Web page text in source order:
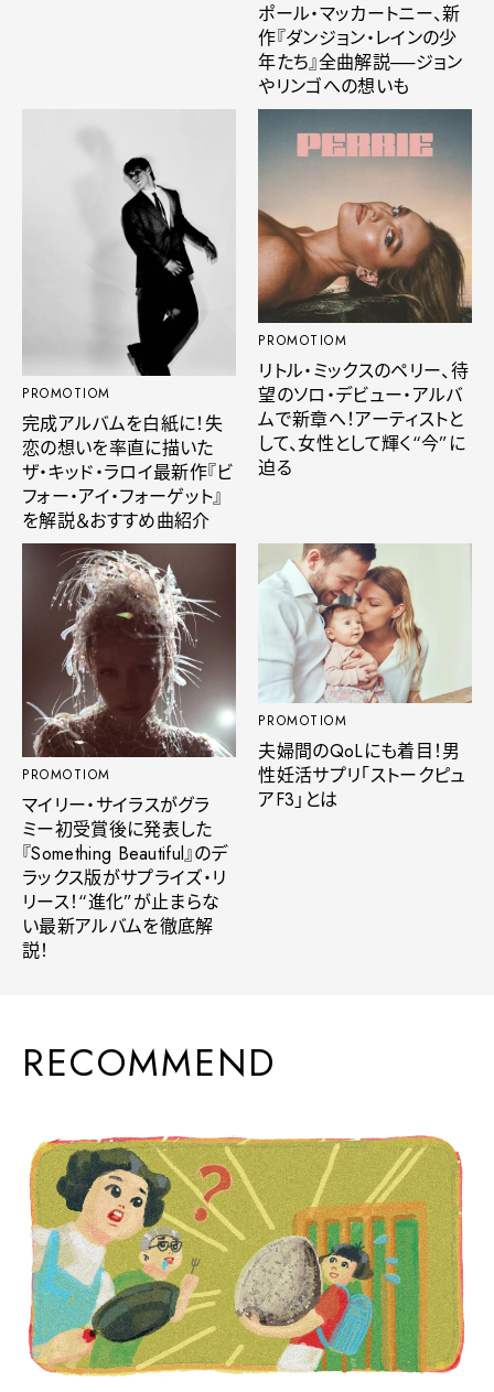
ポール・マッカートニー、新
作『ダンジョン・レインの少
年たち』全曲解説──ジョン
やリンゴへの想いも
PROMOTIOM
完成アルバムを白紙に！失
恋の想いを率直に描いた
ザ・キッド・ラロイ最新作『ビ
フォー・アイ・フォーゲット』
を解説＆おすすめ曲紹介
PROMOTIOM
リトル・ミックスのペリー、待
望のソロ・デビュー・アルバ
ムで新章へ！アーティストと
して、女性として輝く“今”に
迫る
PROMOTIOM
マイリー・サイラスがグラ
ミー初受賞後に発表した
『Something Beautiful』のデ
ラックス版がサプライズ・リ
リース！“進化”が止まらな
い最新アルバムを徹底解
説！
PROMOTIOM
夫婦間のQoLにも着目！男
性妊活サプリ「ストークピュ
アF3」とは
RECOMMEND